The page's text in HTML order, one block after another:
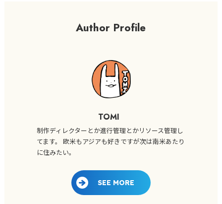
Author Profile
TOMI
制作ディレクターとか進行管理とかリソース管理し
てます。 欧米もアジアも好きですが次は南米あたり
に住みたい。
SEE MORE